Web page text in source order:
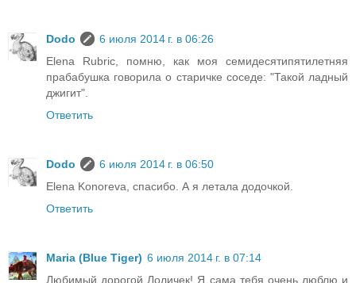
Dodo
6 июля 2014 г. в 06:26
Elena Rubric, помню, как моя семидесятипятилетняя
прабабушка говорила о старичке соседе: "Такой ладный
джигит".
Ответить
Dodo
6 июля 2014 г. в 06:50
Elena Konoreva, спасибо. А я летала додочкой.
Ответить
Maria (Blue Tiger) 6 июля 2014 г. в 07:14
Любимый дорогой Лоличек! Я сама тебя очень люблю и